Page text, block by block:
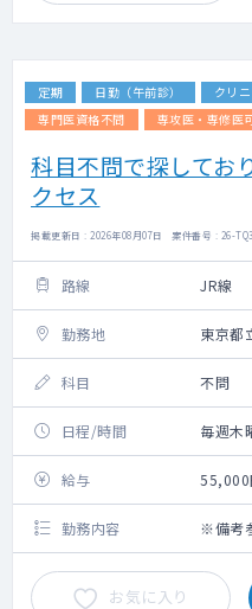
定期 日勤（午前診） クリ
専門医資格不問
専攻医・専修医
科目不問で探してお
クセス
掲載更新日 : 2026年08月07日 案件番号 : 26-
路線 JR線
勤務地 東京都
科目 不問
日程/時間 毎週木
給与 55,000
勤務内容 ※備考
お気に入り